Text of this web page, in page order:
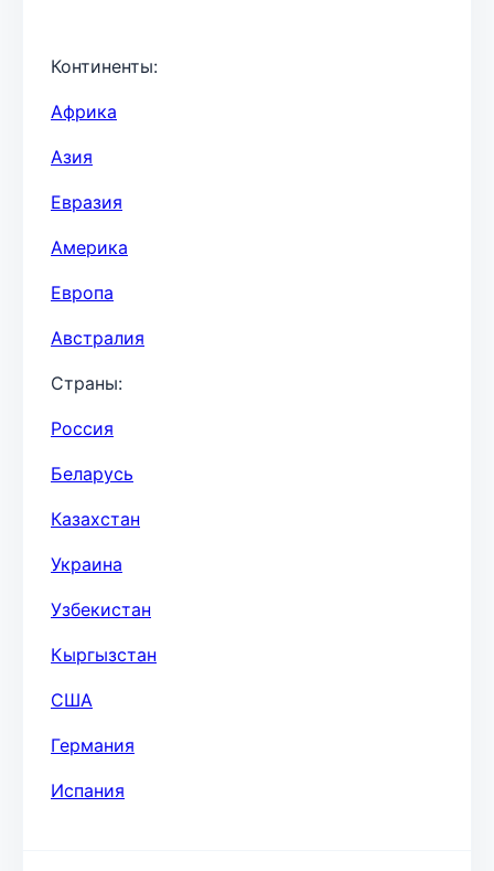
Континенты:
Африка
Азия
Евразия
Америка
Европа
Австралия
Страны:
Россия
Беларусь
Казахстан
Украина
Узбекистан
Кыргызстан
США
Германия
Испания